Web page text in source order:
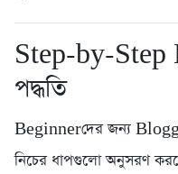
Step-by-Step
পদ্ধতি
Beginnerদের জন্য
নিচের ধাপগুলো অনুসরণ